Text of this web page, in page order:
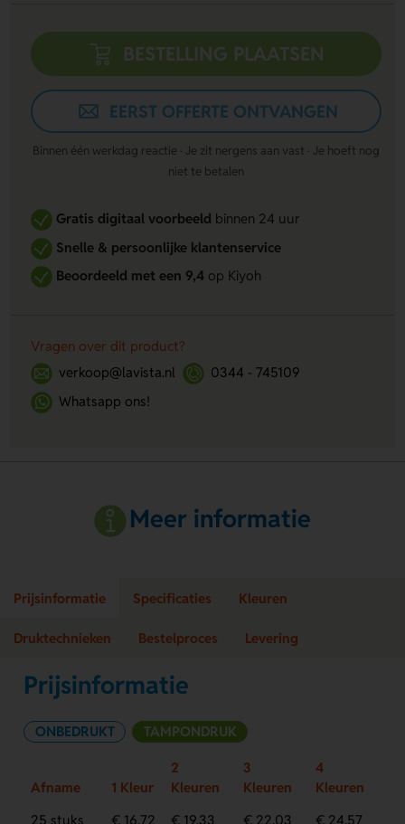
BESTELLING PLAATSEN
EERST OFFERTE ONTVANGEN
Binnen één werkdag reactie · Je zit nergens aan vast · Je hoeft nog
niet te betalen
Gratis digitaal voorbeeldbinnen 24 uur
Snelle & persoonlijke klantenservice
Beoordeeld met een 9,4op Kiyoh
Vragen over dit product?
verkoop@lavista.nl
0344 - 745109
Whatsapp ons!
Meer informatie
Prijsinformatie Specificaties Kleuren
Druktechnieken Bestelproces Levering
Prijsinformatie
ONBEDRUKT TAMPONDRUK
Afname 1 Kleur
2
Kleuren
3
Kleuren
4
Kleuren
25 stuks
€ 16,72 € 19,33 € 22,03 € 24,57